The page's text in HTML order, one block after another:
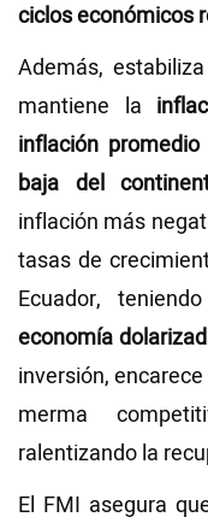
ciclos económicos
Además,
mantiene la
inflación
baja del
inflación más
tasas de
Ecuador,
economía
inversión,
merma
ralentizando la
El FMI asegura